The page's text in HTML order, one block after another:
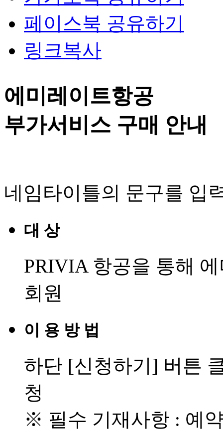
페이스북 공유하기
링크복사
에미레이트항공
부가서비스 구매 안내
네임타이틀의 문구를 입
대 상
PRIVIA 항공을 통해
회원
이 용 방 법
하단 [신청하기] 버튼
청
※ 필수 기재사항 : 예